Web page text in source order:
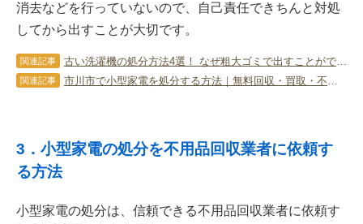
消去などを行っていないので、自己責任できちんと対処
してから出すことが大切です。
関連記事 古い洗濯機の処分方法4選！ なぜ粗大ゴミで出すことができないのか？
関連記事 市川市で小型家電を処分する方法｜無料回収・買取・不用品回収の使い分け
3．小型家電の処分を不用品回収業者に依頼す
る方法
小型家電の処分は、信頼できる不用品回収業者に依頼す